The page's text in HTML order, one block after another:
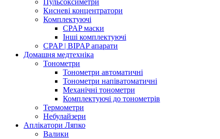
Пульсоксиметри
Кисневі концентратори
Комплектуючі
CPAP маски
Інші комплектуючі
CPAP | BIPAP апарати
Домашня медтехніка
Тонометри
Тонометри автоматичні
Тонометри напіватоматичні
Механічні тонометри
Комплектуючі до тонометрів
Термометри
Небулайзери
Аплікатори Ляпко
Валики